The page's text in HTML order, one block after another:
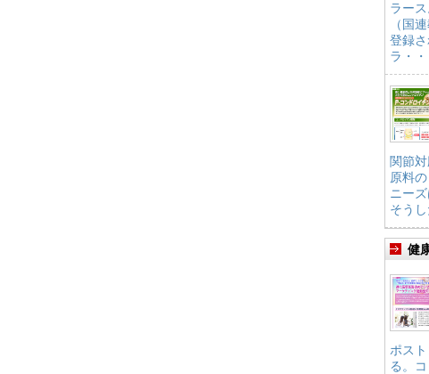
ラー
（国
登録
ラ・・
関節
原料
ニー
そう
健
ポス
る。